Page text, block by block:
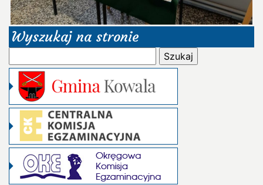
Wyszukaj na stronie